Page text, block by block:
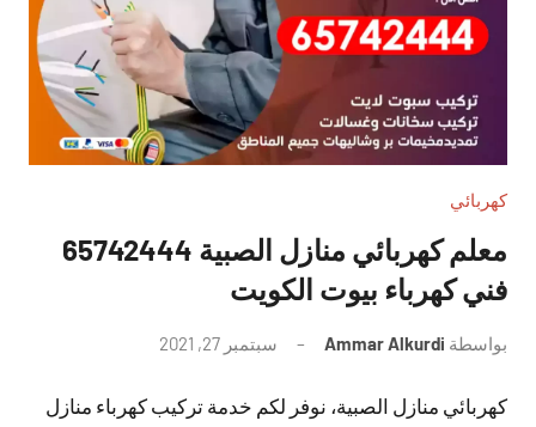
كهربائي
معلم كهربائي منازل الصبية 65742444
فني كهرباء بيوت الكويت
بواسطة Ammar Alkurdi سبتمبر 27, 2021
تعليقات
كهربائي منازل الصبية، نوفر لكم خدمة تركيب كهرباء منازل